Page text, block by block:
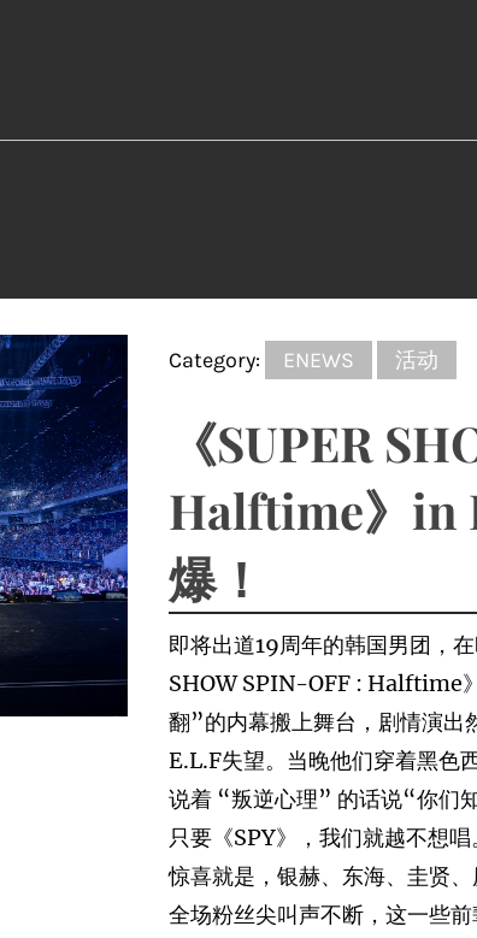
Category: ENEWS 活动
《SUPER
Halftime》in
爆！
即将出道19周年的韩国男团，
SHOW SPIN-OFF : Halftime
翻”的内幕搬上舞台，剧情演出
E.L.F失望。当晚他们穿着黑色
说着 “叛逆心理” 的话说“你们
只要《SPY》，我们就越不想
惊喜就是，银赫、东海、圭贤
全场粉丝尖叫声不断，这一些